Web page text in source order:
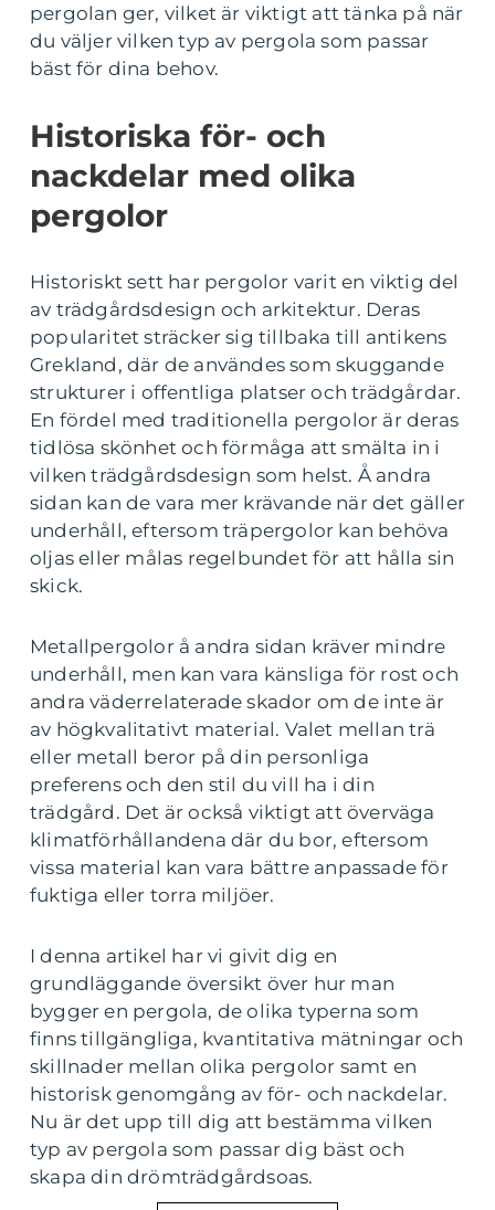
pergolan ger, vilket är viktigt att tänka på när
du väljer vilken typ av pergola som passar
bäst för dina behov.
Historiska för- och
nackdelar med olika
pergolor
Historiskt sett har pergolor varit en viktig del
av trädgårdsdesign och arkitektur. Deras
popularitet sträcker sig tillbaka till antikens
Grekland, där de användes som skuggande
strukturer i offentliga platser och trädgårdar.
En fördel med traditionella pergolor är deras
tidlösa skönhet och förmåga att smälta in i
vilken trädgårdsdesign som helst. Å andra
sidan kan de vara mer krävande när det gäller
underhåll, eftersom träpergolor kan behöva
oljas eller målas regelbundet för att hålla sin
skick.
Metallpergolor å andra sidan kräver mindre
underhåll, men kan vara känsliga för rost och
andra väderrelaterade skador om de inte är
av högkvalitativt material. Valet mellan trä
eller metall beror på din personliga
preferens och den stil du vill ha i din
trädgård. Det är också viktigt att överväga
klimatförhållandena där du bor, eftersom
vissa material kan vara bättre anpassade för
fuktiga eller torra miljöer.
I denna artikel har vi givit dig en
grundläggande översikt över hur man
bygger en pergola, de olika typerna som
finns tillgängliga, kvantitativa mätningar och
skillnader mellan olika pergolor samt en
historisk genomgång av för- och nackdelar.
Nu är det upp till dig att bestämma vilken
typ av pergola som passar dig bäst och
skapa din drömträdgårdsoas.